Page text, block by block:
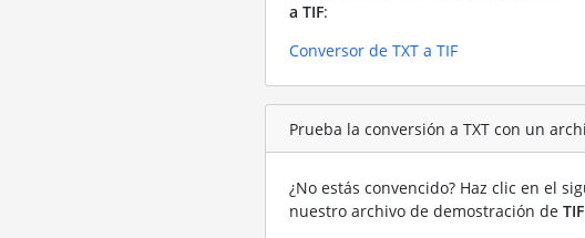
a TIF:
Conversor de TXT a TIF
Prueba la conversión a TXT con un
¿No estás convencido? Haz clic en el
nuestro archivo de demostración de TIF